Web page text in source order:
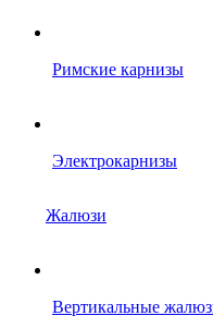
Римские карнизы
Электрокарнизы
Жалюзи
Вертикальные